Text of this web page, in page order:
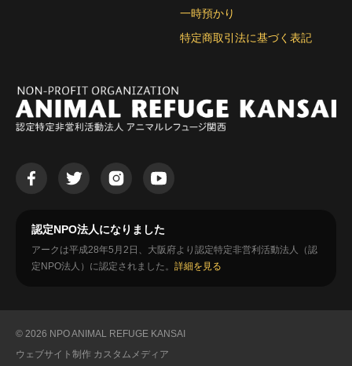
一時預かり
特定商取引法に基づく表記
認定NPO法人になりました
アークは平成28年5月2日、大阪府より認定特定非営利活動法人（認
定NPO法人）に認定されました。 詳細を見る
© 2026 NPO ANIMAL REFUGE KANSAI
ウェブサイト制作 カスタムメディア